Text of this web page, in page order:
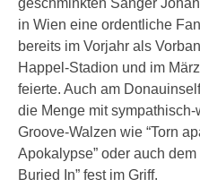
geschminkten Sänger
in Wien eine ordentliche
bereits im Vorjahr als
Happel-Stadion und im
feierte. Auch am
die Menge mit
Groove-Walzen wie “Torn
Apokalypse” oder auch
Buried In” fest im Griff.